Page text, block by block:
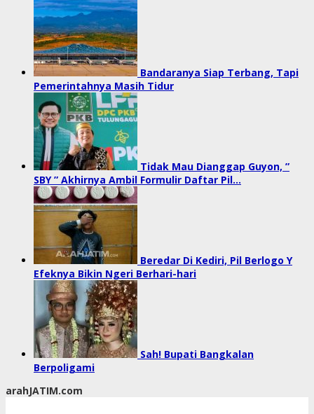
Bandaranya Siap Terbang, Tapi
Pemerintahnya Masih Tidur
Tidak Mau Dianggap Guyon, ”
SBY ” Akhirnya Ambil Formulir Daftar Pil…
Beredar Di Kediri, Pil Berlogo Y
Efeknya Bikin Ngeri Berhari-hari
Sah! Bupati Bangkalan
Berpoligami
arahJATIM.com